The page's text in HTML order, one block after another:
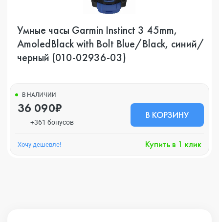
Умные часы Garmin Instinct 3 45mm,
AmoledBlack with Bolt Blue/Black, синий/
черный (010-02936-03)
В НАЛИЧИИ
36 090₽
+361 бонусов
В КОРЗИНУ
Хочу дешевле! Купить в 1 клик